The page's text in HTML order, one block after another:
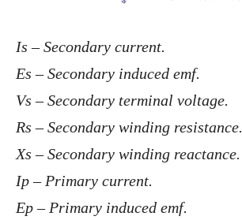
Is – Secondary current.
Es – Secondary induced emf.
Vs – Secondary terminal voltage.
Rs – Secondary winding resistance.
Xs – Secondary winding reactance.
Ip – Primary current.
Ep – Primary induced emf.